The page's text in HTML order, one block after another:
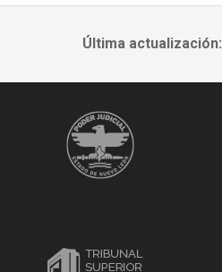
Última actualización: